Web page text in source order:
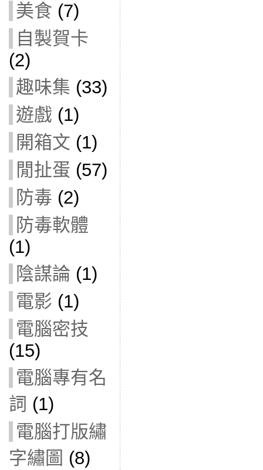
美食 (7)
自製賀卡
(2)
趣味集 (33)
遊戲 (1)
開箱文 (1)
閒扯蛋 (57)
防毒 (2)
防毒軟體
(1)
陰謀論 (1)
電影 (1)
電腦密技
(15)
電腦專有名
詞 (1)
電腦打版繡
字繡圖 (8)